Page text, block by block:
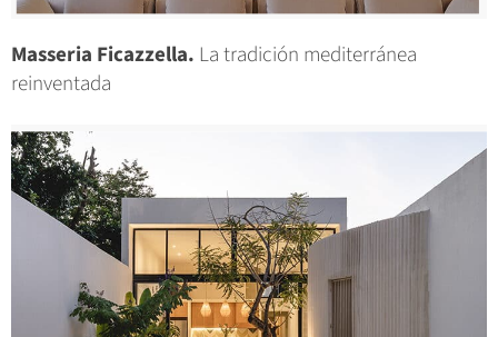
Masseria Ficazzella. La tradición mediterránea
reinventada